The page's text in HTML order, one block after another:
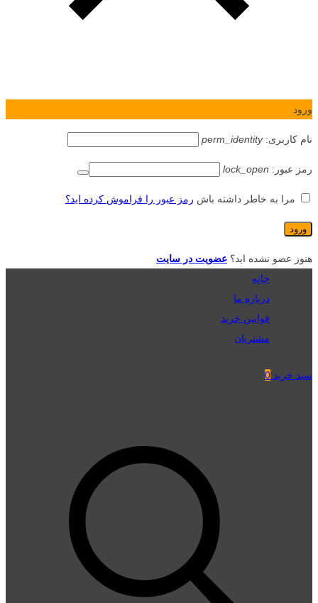
ورود
نام کاربری:perm_identity
رمز عبور: lock_open
مرا به خاطر داشته باش رمز عبور را فراموش کرده اید؟
هنوز عضو نشده اید؟ عضویت در سایت
خانه
درباره ما
قوانین خرید
مشتریان
سبد خرید 0